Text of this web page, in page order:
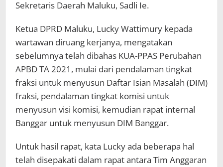
Sekretaris Daerah Maluku, Sadli Ie.
Ketua DPRD Maluku, Lucky Wattimury kepada
wartawan diruang kerjanya, mengatakan
sebelumnya telah dibahas KUA-PPAS Perubahan
APBD TA 2021, mulai dari pendalaman tingkat
fraksi untuk menyusun Daftar Isian Masalah (DIM)
fraksi, pendalaman tingkat komisi untuk
menyusun visi komisi, kemudian rapat internal
Banggar untuk menyusun DIM Banggar.
Untuk hasil rapat, kata Lucky ada beberapa hal
telah disepakati dalam rapat antara Tim Anggaran